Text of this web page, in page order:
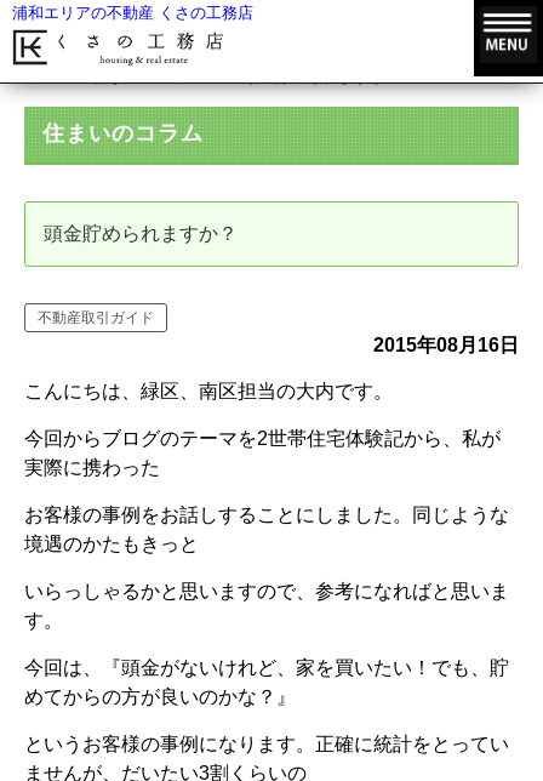
浦和エリアの不動産 くさの工務店
住まいのコラム
頭金貯められますか？
不動産取引ガイド
2015年08月16日
こんにちは、緑区、南区担当の大内です。
今回からブログのテーマを2世帯住宅体験記から、私が
実際に携わった
お客様の事例をお話しすることにしました。同じような
境遇のかたもきっと
いらっしゃるかと思いますので、参考になればと思いま
す。
今回は、『頭金がないけれど、家を買いたい！でも、貯
めてからの方が良いのかな？』
というお客様の事例になります。正確に統計をとってい
ませんが、だいたい3割くらいの